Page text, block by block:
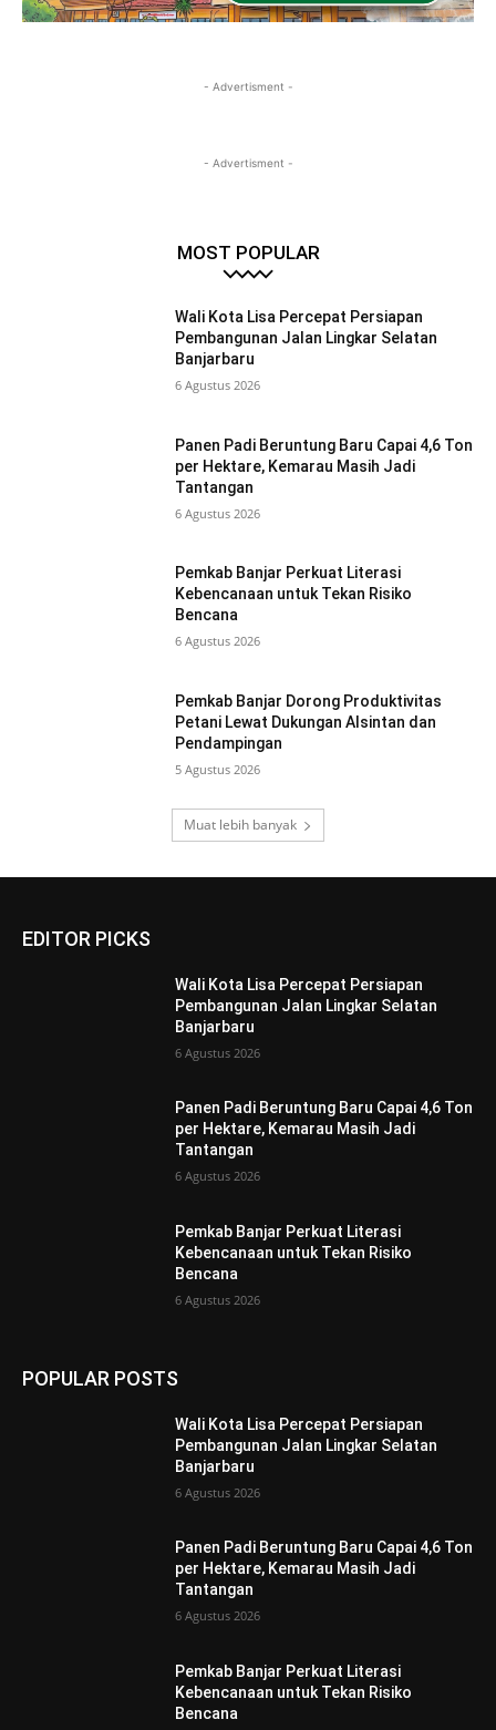
- Advertisment -
- Advertisment -
MOST POPULAR
Wali Kota Lisa Percepat Persiapan
Pembangunan Jalan Lingkar Selatan
Banjarbaru
6 Agustus 2026
Panen Padi Beruntung Baru Capai 4,6 Ton
per Hektare, Kemarau Masih Jadi
Tantangan
6 Agustus 2026
Pemkab Banjar Perkuat Literasi
Kebencanaan untuk Tekan Risiko
Bencana
6 Agustus 2026
Pemkab Banjar Dorong Produktivitas
Petani Lewat Dukungan Alsintan dan
Pendampingan
5 Agustus 2026
Muat lebih banyak
EDITOR PICKS
Wali Kota Lisa Percepat Persiapan
Pembangunan Jalan Lingkar Selatan
Banjarbaru
6 Agustus 2026
Panen Padi Beruntung Baru Capai 4,6 Ton
per Hektare, Kemarau Masih Jadi
Tantangan
6 Agustus 2026
Pemkab Banjar Perkuat Literasi
Kebencanaan untuk Tekan Risiko
Bencana
6 Agustus 2026
POPULAR POSTS
Wali Kota Lisa Percepat Persiapan
Pembangunan Jalan Lingkar Selatan
Banjarbaru
6 Agustus 2026
Panen Padi Beruntung Baru Capai 4,6 Ton
per Hektare, Kemarau Masih Jadi
Tantangan
6 Agustus 2026
Pemkab Banjar Perkuat Literasi
Kebencanaan untuk Tekan Risiko
Bencana